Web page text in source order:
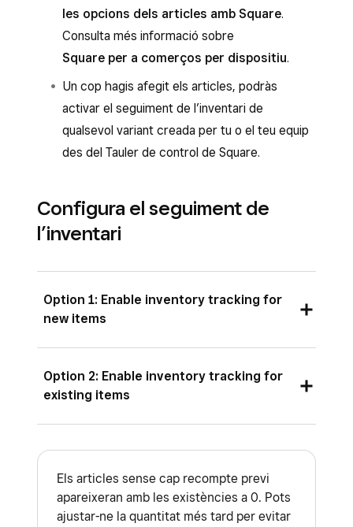
les opcions dels articles amb Square.
Consulta més informació sobre
Square per a comerços per dispositiu.
Un cop hagis afegit els articles, podràs
activar el seguiment de l’inventari de
qualsevol variant creada per tu o el teu equip
des del Tauler de control de Square.
Configura el seguiment de
l’inventari
Option 1: Enable inventory tracking for
new items
Sign in to Square Dashboard and go to
Items & services
or
Toggle on
Enable inventory tracking for
new items.
Option 2: Enable inventory tracking for
existing items
Sign in to Square Dashboard and go to
Items & inventory) >Items>Settings
Inventory .
Els articles sense cap recompte previ
apareixeran amb les existències a 0. Pots
ajustar-ne la quantitat més tard per evitar